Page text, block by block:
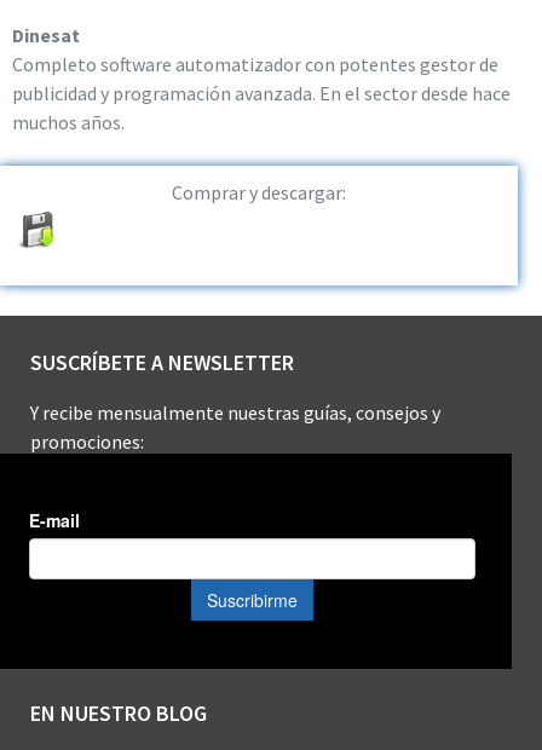
Dinesat
Completo software automatizador con potentes gestor de
publicidad y programación avanzada. En el sector desde hace
muchos años.
Comprar y descargar:
SUSCRÍBETE A NEWSLETTER
Y recibe mensualmente nuestras guías, consejos y
promociones:
EN NUESTRO BLOG